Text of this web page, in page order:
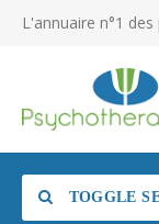
L'annuaire n°1
TOGGLE